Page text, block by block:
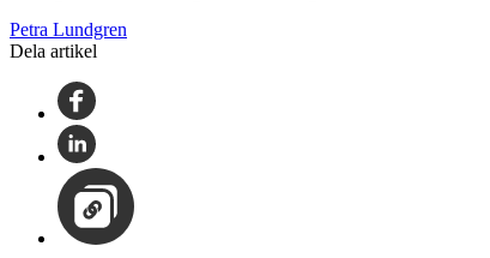
Petra Lundgren
Dela artikel